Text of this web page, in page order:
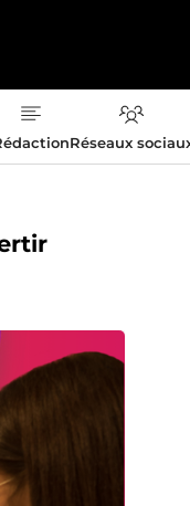
Réseaux